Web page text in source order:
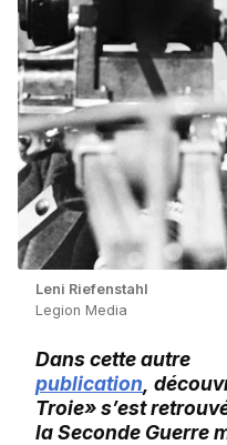
Leni Riefenstahl
Legion Media
Dans cette autre
publication ,
Troie» s’est
la Seconde Guerre